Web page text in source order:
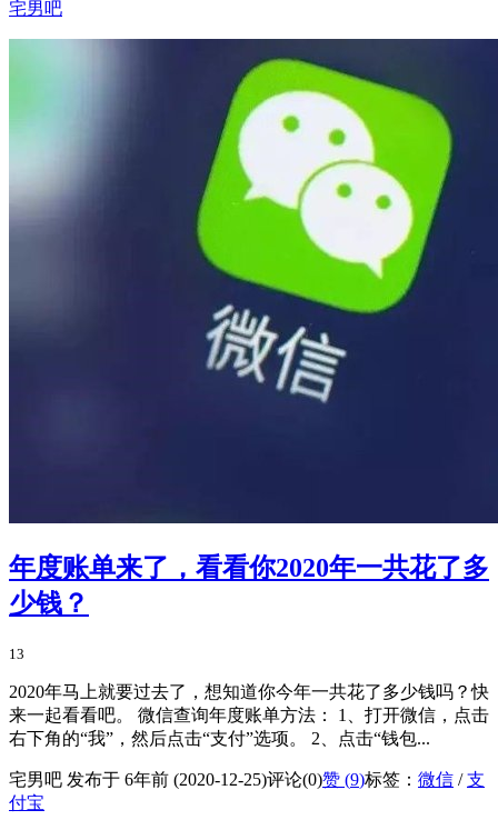
宅男吧
年度账单来了，看看你2020年一共花了多
少钱？
13
2020年马上就要过去了，想知道你今年一共花了多少钱吗？快
来一起看看吧。 微信查询年度账单方法： 1、打开微信，点击
右下角的“我”，然后点击“支付”选项。 2、点击“钱包...
宅男吧 发布于 6年前 (2020-12-25)评论(0)赞 (9)标签： 微信 /支
付宝